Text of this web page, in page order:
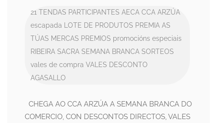
21 TENDAS PARTICIPANTES AECA CCA ARZÚA
escapada
LOTE DE PRODUTOS PREMIA AS
TÚAS MERCAS PREMIOS promocións especiais
RIBEIRA SACRA SEMANA BRANCA SORTEOS
vales de compra VALES DESCONTO
AGASALLO
CHEGA AO CCA ARZÚA A SEMANA BRANCA DO
COMERCIO, CON DESCONTOS DIRECTOS, VALES